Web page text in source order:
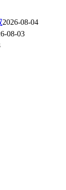
2026-08-04
08-03